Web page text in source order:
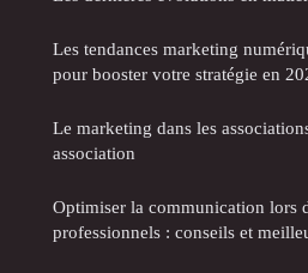
Les tendances marketing
pour booster votre stratégie en
Le marketing dans les
association
Optimiser la communication lors
professionnels : conseils et